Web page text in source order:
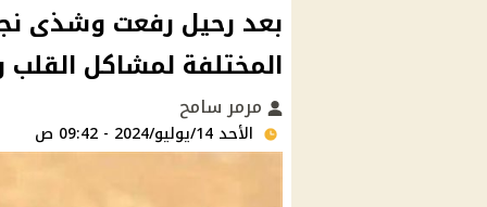
بعد رحيل رفعت وشذى
المختلفة لمشاكل القلب
مرمر سامح
الأحد 14/يوليو/2024 - 09:42 ص